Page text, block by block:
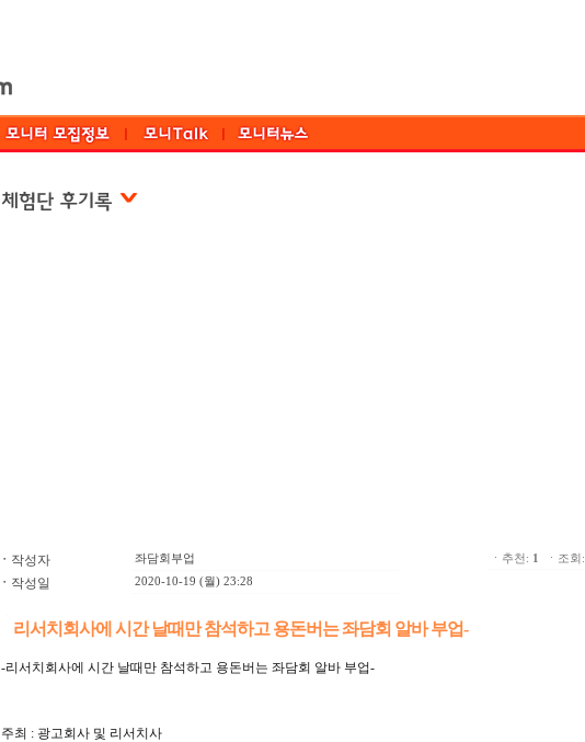
ㆍ 작성자 좌담회부업
ㆍ 작성일 2020-10-19 (월) 23:28
ㆍ추천: 1 ㆍ조
리서치회사에 시간 날때만 참석하고 용돈버는 좌담회 알바 부업-
-리서치회사에 시간 날때만 참석하고 용돈버는 좌담회 알바 부업-
주최 : 광고회사 및 리서치사